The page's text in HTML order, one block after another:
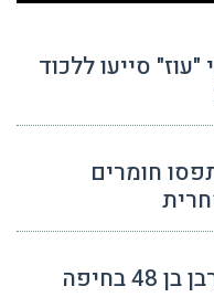
סייעו ללכוד
חומרים